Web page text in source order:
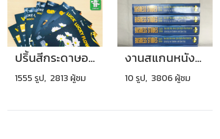
ปริ้นสีกระดาษอาร์ตมัน อาร์ตการ์ด
1555 รูป, 2813 ผู้ชม
งานสแกนหนังสือเล่มจริง ปริ้นเข้าเล่มไสกาว (สันกาว)
10 รูป, 3806 ผู้ชม